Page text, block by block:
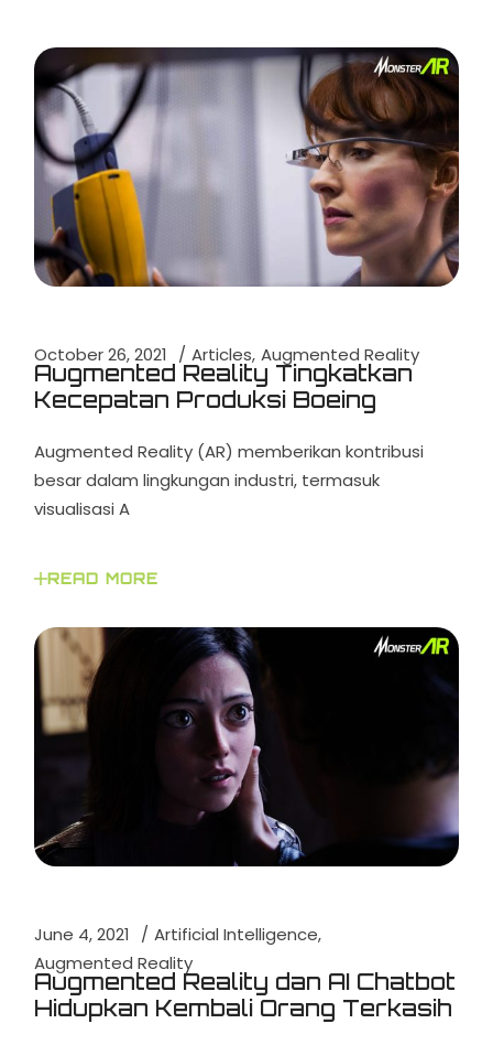
October 26, 2021 Articles Augmented Reality
Augmented Reality Tingkatkan
Kecepatan Produksi Boeing
Augmented Reality (AR) memberikan kontribusi
besar dalam lingkungan industri, termasuk
visualisasi A
READ MORE
June 4, 2021
Artificial Intelligence
Augmented Reality
Augmented Reality dan AI Chatbot
Hidupkan Kembali Orang Terkasih